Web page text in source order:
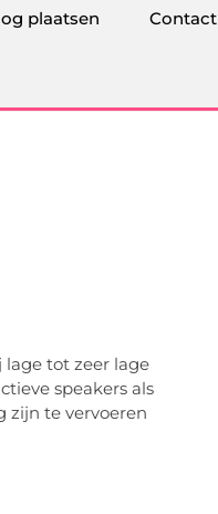
plaatsen Contact
lage tot zeer lage
speakers als
zijn te vervoeren